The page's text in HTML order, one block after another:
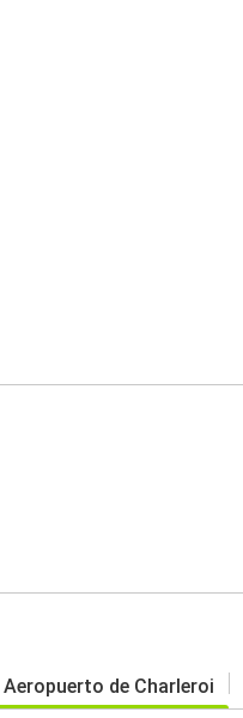
Aeropuerto de Charleroi